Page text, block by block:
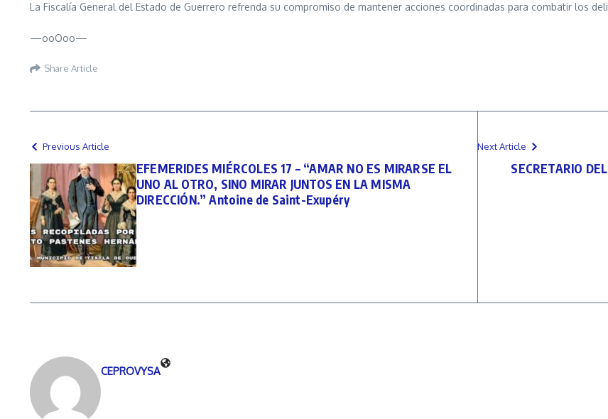
La Fiscalía General del Estado de Guerrero refrenda su compromiso de mantener acciones coordinadas para combatir los
—ooOoo—
Share Article
Previous Article
EFEMERIDES MIÉRCOLES 17 – “AMAR NO ES MIRARSE EL
UNO AL OTRO, SINO MIRAR JUNTOS EN LA MISMA
DIRECCIÓN.” Antoine de Saint-Exupéry
Next Article
SECRETARIO
CEPROVYSA